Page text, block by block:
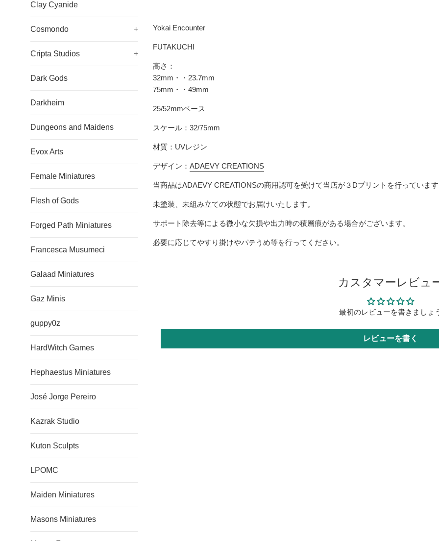
Clay Cyanide
Cosmondo +
Cripta Studios +
Dark Gods
Darkheim
Dungeons and Maidens
Evox Arts
Female Miniatures
Flesh of Gods
Forged Path Miniatures
Francesca Musumeci
Galaad Miniatures
Gaz Minis
guppy0z
HardWitch Games
Hephaestus Miniatures
José Jorge Pereiro
Kazrak Studio
Kuton Sculpts
LPOMC
Maiden Miniatures
Masons Miniatures
Yokai Encounter
FUTAKUCHI
高さ：
32mm・・23.7mm
75mm・・49mm
25/52mmベース
スケール：32/75mm
材質：UVレジン
デザイン： ADAEVY CREATIONS
当商品はADAEVY CREATIONSの商用認可を受けて当店が３Dプリントを行っています
未塗装、未組み立ての状態でお届けいたします。
サポート除去等による微小な欠損や出力時の積層痕がある場合がございます。
必要に応じてやすり掛けやパテうめ等を行ってください。
カスタマーレビュ
最初のレビューを書きましょ
レビューを書く